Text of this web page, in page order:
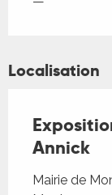
Localisation
Annick
Mairie de